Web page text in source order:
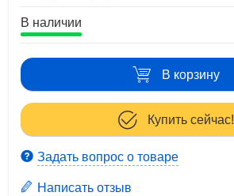
В наличии
В корзину
Купить сейчас!
Задать вопрос о товаре
Написать отзыв